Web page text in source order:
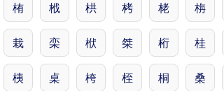
栯 栰 栱 栲 栳 栴
栽 栾 栿 桀 桁 桂
桋 桌 桍 桎 桐 桑